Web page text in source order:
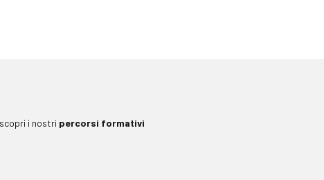
i nostri percorsi formativi